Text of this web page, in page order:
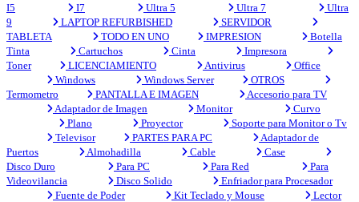
I5
I7 Ultra 5 Ultra 7
Ultra
9
LAPTOP REFURBISHED
SERVIDOR
TABLETA
TODO EN UNO IMPRESION
Botella
Tinta
Cartuchos Cinta
Impresora
Toner
LICENCIAMIENTO Antivirus
Office
Windows
Windows Server
OTROS
Termometro
PANTALLA E IMAGEN
Accesorio para TV
Adaptador de Imagen
Monitor
Curvo
Plano
Proyector
Soporte para Monitor o Tv
Televisor
PARTES PARA PC
Adaptador de
Puertos
Almohadilla Cable
Case
Disco Duro
Para PC Para Red
Para
Videovilancia
Disco Solido
Enfriador para Procesador
Fuente de Poder
Kit Teclado y Mouse
Lector